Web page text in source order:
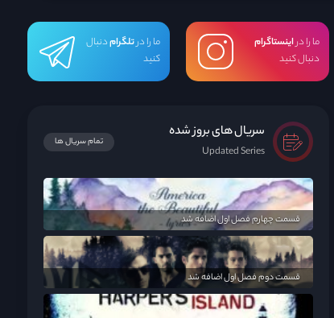
ما را دراینستاگرام
دنبال کنید
ما را درتلگرامدنبال
کنید
سریال های بروز شده
Updated Series
تمام سریال ها
قسمت چهارم فصل اول اضافه شد
قسمت دوم فصل اول اضافه شد